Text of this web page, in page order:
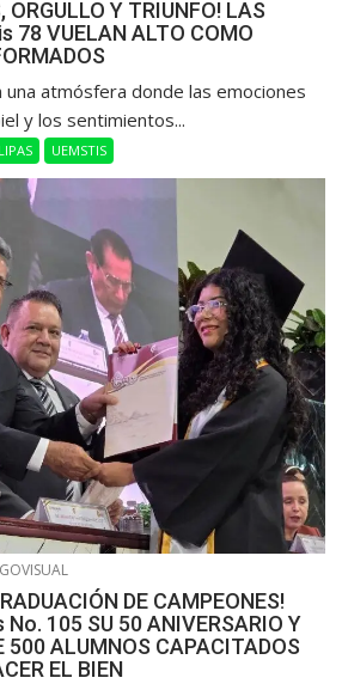
ORGULLO Y TRIUNFO! LAS
78 VUELAN ALTO COMO
una atmósfera donde las emociones
y los sentimientos...
UEMSTIS
DE CAMPEONES!
No. 105 SU 50 ANIVERSARIO Y
500 ALUMNOS CAPACITADOS
EL BIEN